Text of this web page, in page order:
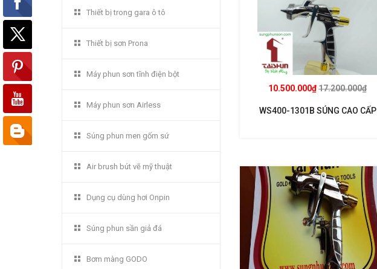
Thiết bị trong gara ô tô
Thiết bị sơn Prona
Máy phun sơn tĩnh điện bột
Máy phun sơn Airless
Súng phun men gốm sứ
Air brush bút vẽ mỹ thuật
Dụng cụ dùng hơi Onpin
Súng phun sần giả đá
Bơm màng GODO
10.500.000₫17.200.000₫
WS400-1301B SÚNG CAO CẤP